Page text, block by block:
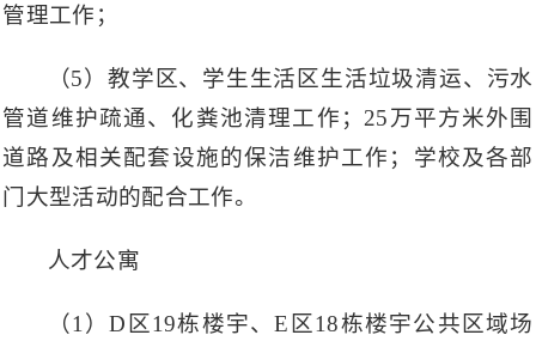
管理工作；
（5）教学区、学生生活区生活垃圾清运、污水
管道维护疏通、化粪池清理工作；25万平方米外围
道路及相关配套设施的保洁维护工作；学校及各部
门大型活动的配合工作。
人才公寓
（1）D区19栋楼宇、E区18栋楼宇公共区域场